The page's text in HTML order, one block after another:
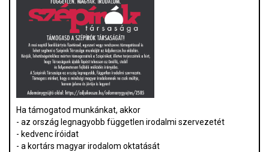
Ha támogatod munkánkat, akkor
- az ország legnagyobb független irodalmi szervezetét
- kedvenc íróidat
- a kortárs magyar irodalom oktatását